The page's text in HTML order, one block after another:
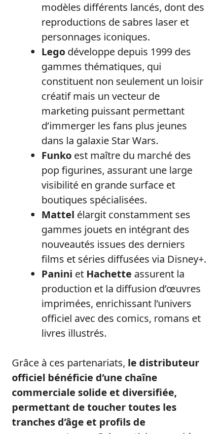
modèles différents lancés, dont des
reproductions de sabres laser et
personnages iconiques.
Lego développe depuis 1999 des
gammes thématiques, qui
constituent non seulement un loisir
créatif mais un vecteur de
marketing puissant permettant
d’immerger les fans plus jeunes
dans la galaxie Star Wars.
Funko est maître du marché des
pop figurines, assurant une large
visibilité en grande surface et
boutiques spécialisées.
Mattel élargit constamment ses
gammes jouets en intégrant des
nouveautés issues des derniers
films et séries diffusées via Disney+.
Panini et Hachette assurent la
production et la diffusion d’œuvres
imprimées, enrichissant l’univers
officiel avec des comics, romans et
livres illustrés.
Grâce à ces partenariats, le distributeur
officiel bénéficie d’une chaîne
commerciale solide et diversifiée,
permettant de toucher toutes les
tranches d’âge et profils de